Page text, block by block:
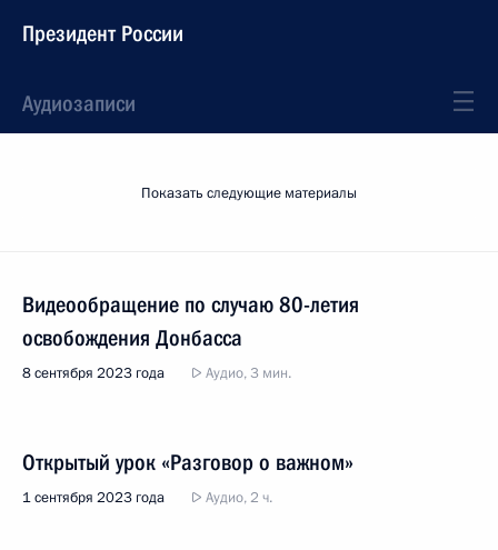
Президент России
Аудиозаписи
Показать следующие материалы
Видеообращение по случаю 80-летия
освобождения Донбасса
8 сентября 2023 года Аудио, 3 мин.
Открытый урок «Разговор о важном»
1 сентября 2023 года Аудио, 2 ч.